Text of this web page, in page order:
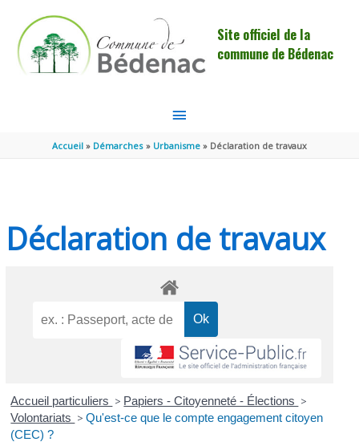
Site officiel de la
commune de Bédenac
MENU
PRINCIPAL
Accueil Démarches Urbanisme Déclaration de travaux
Déclaration de travaux
Accueil particuliers > Papiers - Citoyenneté - Élections >
Volontariats > Qu'est-ce que le compte engagement citoyen
(CEC) ?